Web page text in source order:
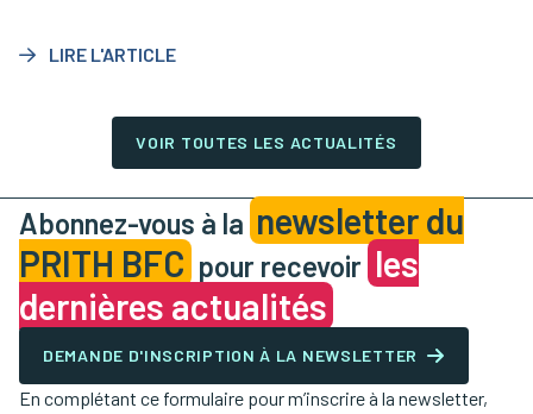
LIRE L'ARTICLE
VOIR TOUTES LES ACTUALITÉS
Abonnez-vous à la newsletter du
PRITH BFC pour recevoir les
dernières actualités
DEMANDE D'INSCRIPTION À LA NEWSLETTER
En complétant ce formulaire pour m’inscrire à la newsletter,